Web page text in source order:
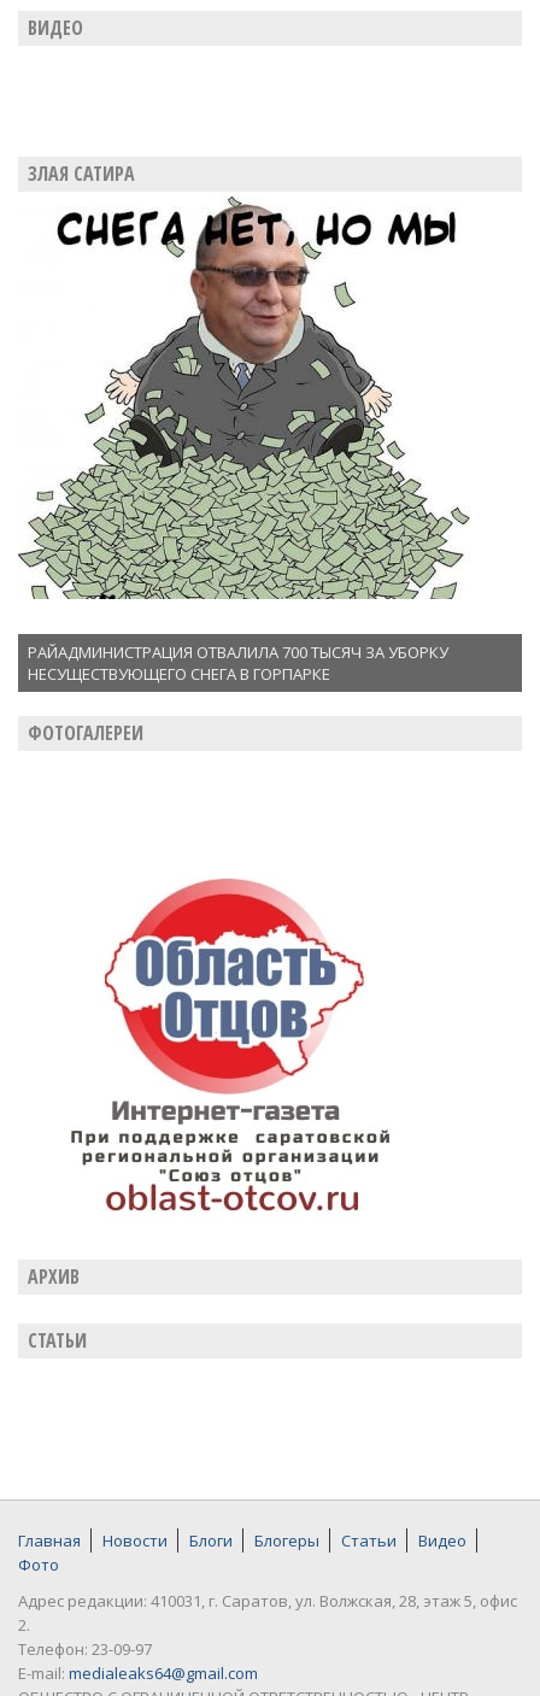
ВИДЕО
ЗЛАЯ САТИРА
РАЙАДМИНИСТРАЦИЯ ОТВАЛИЛА 700 ТЫСЯЧ ЗА УБОРКУ
НЕСУЩЕСТВУЮЩЕГО СНЕГА В ГОРПАРКЕ
ФОТОГАЛЕРЕИ
АРХИВ
СТАТЬИ
Главная Новости Блоги Блогеры Статьи
Видео
Фото
Адрес редакции: 410031, г. Саратов, ул. Волжская, 28, этаж 5, офис
2.
Телефон: 23-09-97
E-mail: medialeaks64@gmail.com